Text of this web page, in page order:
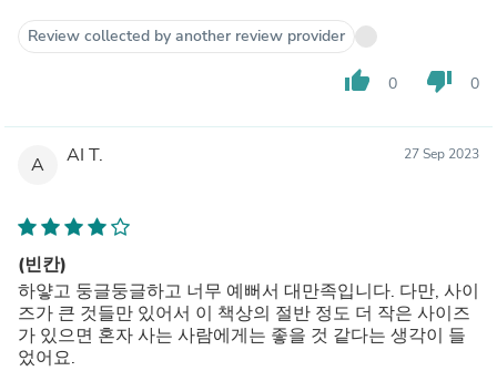
앉았을 때 편안함 최고! 라고 극찬을 합니다. 천으로 된 의자
라 낡으면 가죽으로 바꿀까? 하지만 아직은 깨끗하게 잘 쓰
고 있어요. 나름대로 좋은 구매를 한 것 같아요.
Review collected by another review provider
thumb_up 0 thumb_down 0
A AI T. 27 Sep 2023
(빈칸)
하얗고 둥글둥글하고 너무 예뻐서 대만족입니다. 다만, 사이
즈가 큰 것들만 있어서 이 책상의 절반 정도 더 작은 사이즈
가 있으면 혼자 사는 사람에게는 좋을 것 같다는 생각이 들
었어요.